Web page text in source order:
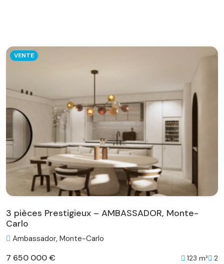
VENTE
3 pièces Prestigieux – AMBASSADOR, Monte-
Carlo
Ambassador, Monte-Carlo
7 650 000 € 123 m² 2